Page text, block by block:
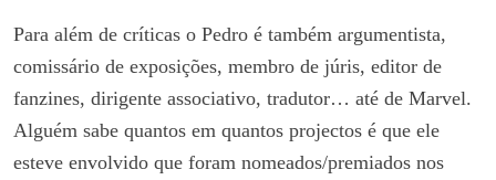
Para além de críticas o Pedro é também argumentista,
comissário de exposições, membro de júris, editor de
fanzines, dirigente associativo, tradutor… até de Marvel.
Alguém sabe quantos em quantos projectos é que ele
esteve envolvido que foram nomeados/premiados nos